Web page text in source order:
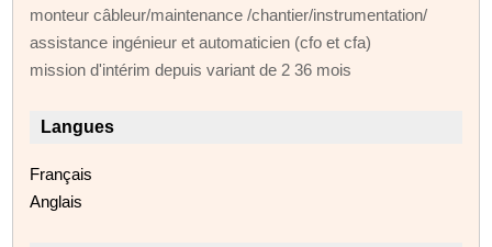
monteur câbleur/maintenance /chantier/instrumentation/
assistance ingénieur et automaticien (cfo et cfa)
mission d'intérim depuis variant de 2 36 mois
Langues
Français
Anglais